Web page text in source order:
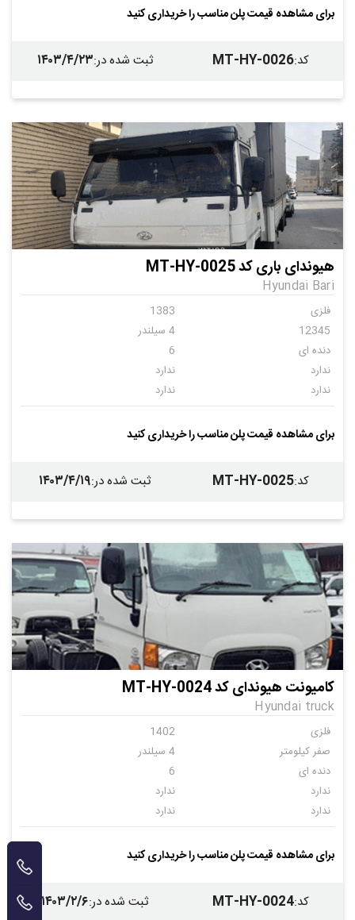
برای مشاهده قیمت پلن مناسب را خریداری کنید
کد:
MT-HY-0026 ثبت شده در:۱۴۰۳/۴/۲۳
هیوندای باری کد MT-HY-0025
Hyundai Bari
فلزی
1383
12345
4 سیلندر
دنده ای
6
ندارد
ندارد
ندارد
ندارد
برای مشاهده قیمت پلن مناسب را خریداری کنید
کد:
MT-HY-0025 ثبت شده در:۱۴۰۳/۴/۱۹
کامیونت هیوندای کد MT-HY-0024
Hyundai truck
فلزی
1402
صفر کیلومتر
4 سیلندر
دنده ای
6
ندارد
ندارد
ندارد
ندارد
برای مشاهده قیمت پلن مناسب را خریداری کنید
کد:
MT-HY-0024 ثبت شده در:۱۴۰۳/۲/۶